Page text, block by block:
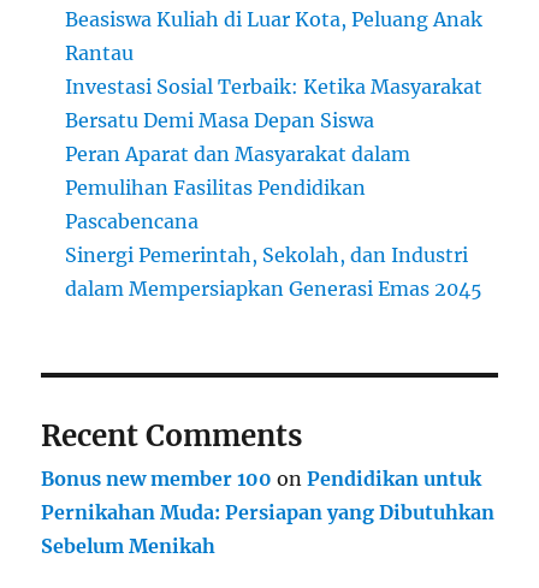
Beasiswa Kuliah di Luar Kota, Peluang Anak
Rantau
Investasi Sosial Terbaik: Ketika Masyarakat
Bersatu Demi Masa Depan Siswa
Peran Aparat dan Masyarakat dalam
Pemulihan Fasilitas Pendidikan
Pascabencana
Sinergi Pemerintah, Sekolah, dan Industri
dalam Mempersiapkan Generasi Emas 2045
Recent Comments
Bonus new member 100 onPendidikan untuk
Pernikahan Muda: Persiapan yang Dibutuhkan
Sebelum Menikah